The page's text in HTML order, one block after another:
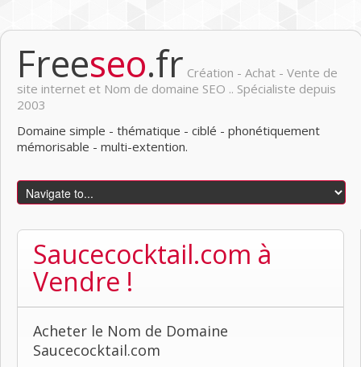
Freeseo.fr Création - Achat - Vente de
site internet et Nom de domaine SEO .. Spécialiste depuis
2003
Domaine simple - thématique - ciblé - phonétiquement
mémorisable - multi-extention.
Saucecocktail.com à
Vendre !
Acheter le Nom de Domaine
Saucecocktail.com